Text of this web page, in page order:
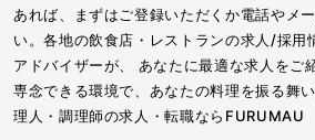
あれば、まずはご登録いただくか電話やメ
い。各地の飲食店・レストランの求人/採用
アドバイザーが、 あなたに最適な求人をご
専念できる環境で、あなたの料理を振る舞
理人・調理師の求人・転職ならFURUMAU